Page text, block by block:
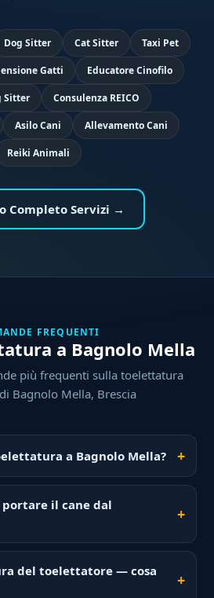
Dog Sitter Cat Sitter Taxi Pet
Gatti Educatore Cinofilo
Sitter Consulenza REICO
Asilo Cani Allevamento Cani
Reiki Animali
Completo Servizi →
FREQUENTI
a Bagnolo Mella
più frequenti sulla toelettatura
Bagnolo Mella, Brescia
a Bagnolo Mella?
il cane dal
del toelettatore — cosa